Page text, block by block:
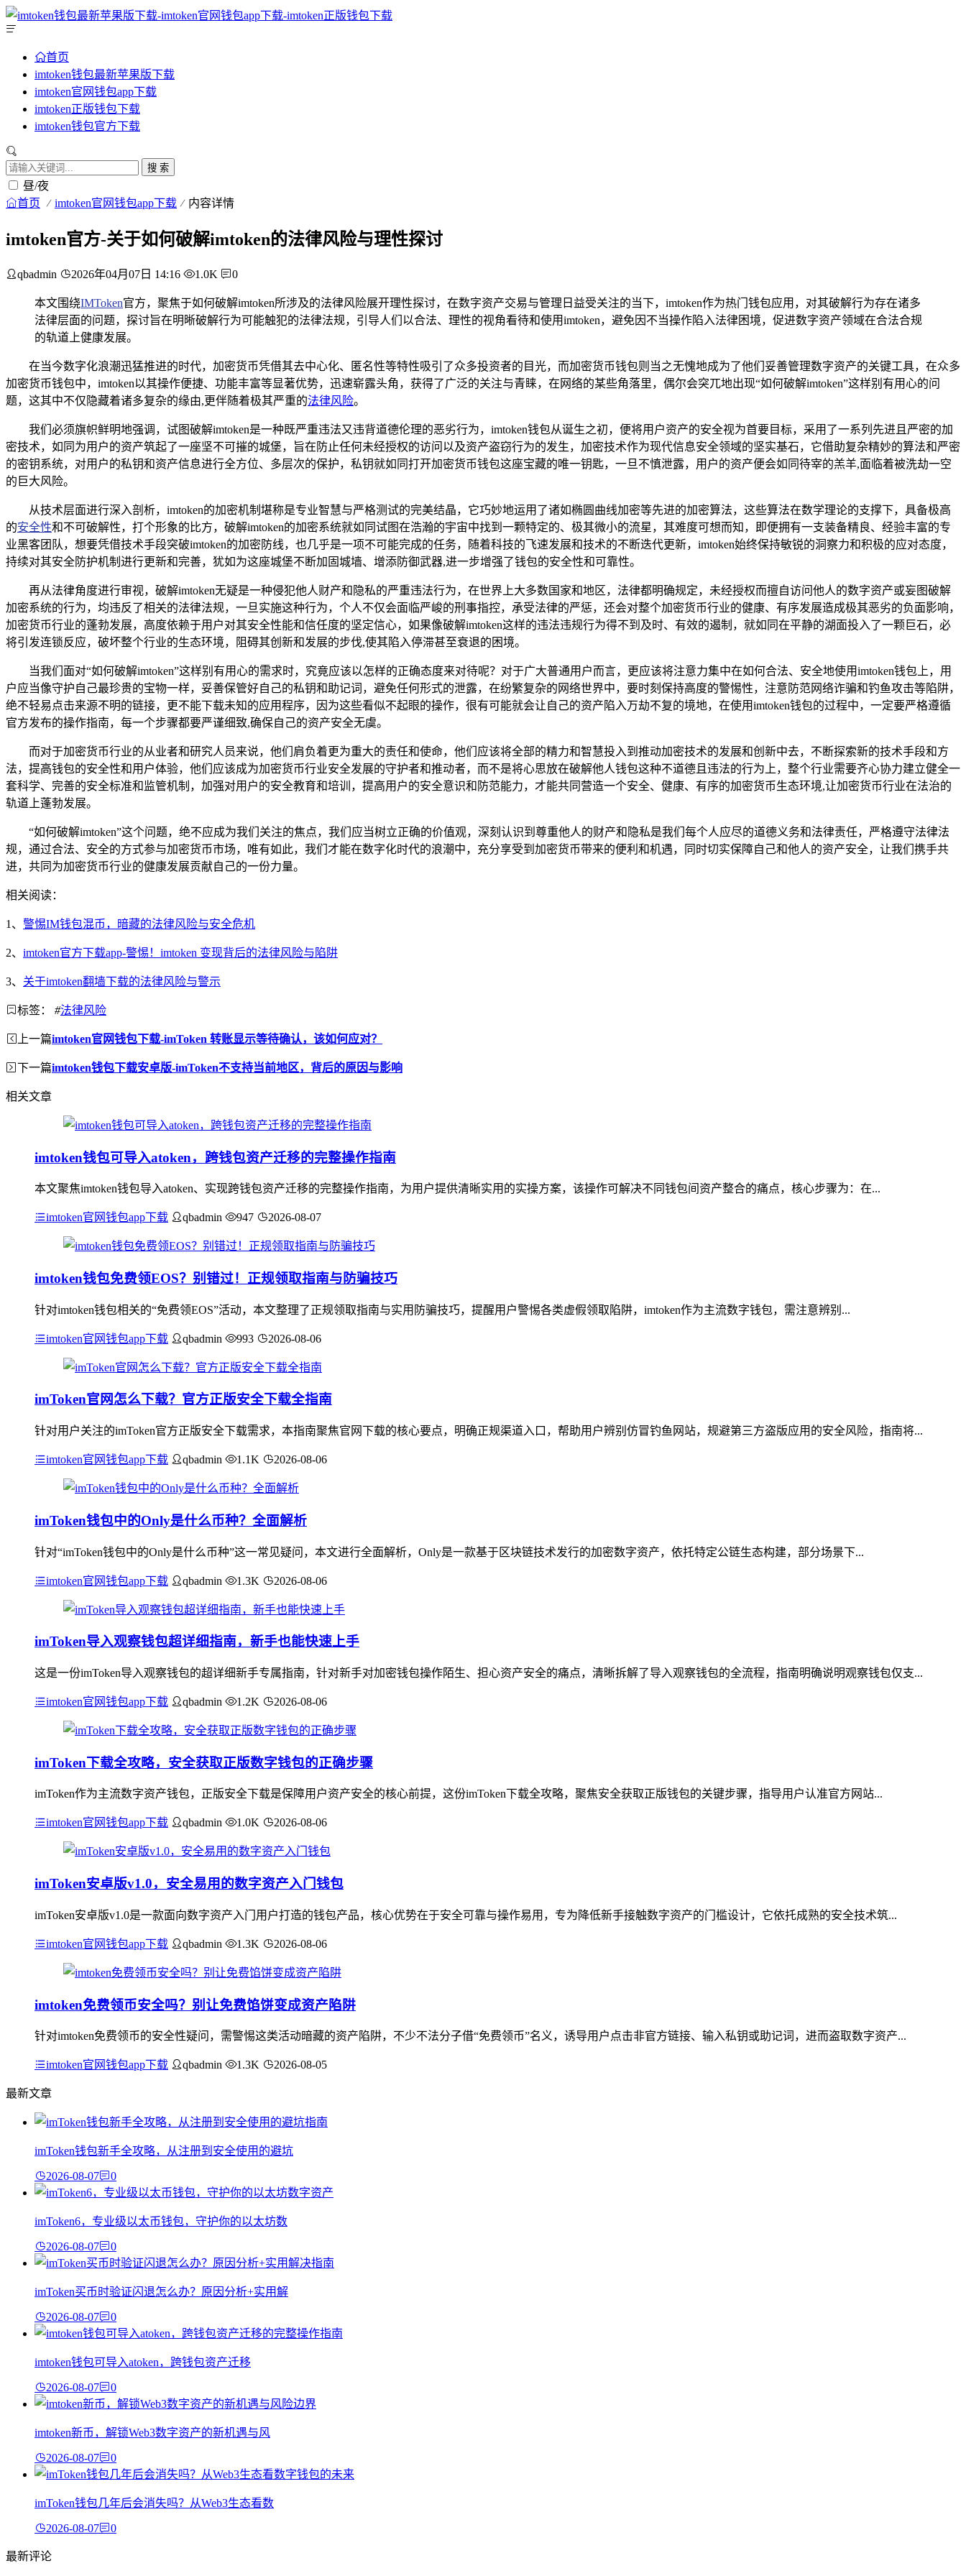
首页
imtoken钱包最新苹果版下载
imtoken官网钱包app下载
imtoken正版钱包下载
imtoken钱包官方下载
搜 索
昼/夜
首页 imtoken官网钱包app下载 内容详情
imtoken官方-关于如何破解imtoken的法律风险与理性探讨
qbadmin 2026年04月07日 14:16 1.0K 0
本文围绕IMToken官方，聚焦于如何破解imtoken所涉及的法律风险展开理性探讨，在数字资产交易与管理日益受关注的当下，imtoken作为热门钱包应用，对其破解行为存在诸多
法律层面的问题，探讨旨在明晰破解行为可能触犯的法律法规，引导人们以合法、理性的视角看待和使用imtoken，避免因不当操作陷入法律困境，促进数字资产领域在合法合规
的轨道上健康发展。
在当今数字化浪潮迅猛推进的时代，加密货币凭借其去中心化、匿名性等特性吸引了众多投资者的目光，而加密货币钱包则当之无愧地成为了他们妥善管理数字资产的关键工具，在众多
加密货币钱包中，imtoken以其操作便捷、功能丰富等显著优势，迅速崭露头角，获得了广泛的关注与青睐，在网络的某些角落里，偶尔会突兀地出现“如何破解imtoken”这样别有用心的问
题，这其中不仅隐藏着诸多复杂的缘由,更伴随着极其严重的法律风险。
我们必须旗帜鲜明地强调，试图破解imtoken是一种既严重违法又违背道德伦理的恶劣行为，imtoken钱包从诞生之初，便将用户资产的安全视为首要目标，采用了一系列先进且严密的加
密技术，如同为用户的资产筑起了一座坚不可摧的城堡，旨在防止任何未经授权的访问以及资产盗窃行为的发生，加密技术作为现代信息安全领域的坚实基石，它借助复杂精妙的算法和严密
的密钥系统，对用户的私钥和资产信息进行全方位、多层次的保护，私钥就如同打开加密货币钱包这座宝藏的唯一钥匙，一旦不慎泄露，用户的资产便会如同待宰的羔羊,面临着被洗劫一空
的巨大风险。
从技术层面进行深入剖析，imtoken的加密机制堪称是专业智慧与严格测试的完美结晶，它巧妙地运用了诸如椭圆曲线加密等先进的加密算法，这些算法在数学理论的支撑下，具备极高
的安全性和不可破解性，打个形象的比方，破解imtoken的加密系统就如同试图在浩瀚的宇宙中找到一颗特定的、极其微小的流星，其难度可想而知，即便拥有一支装备精良、经验丰富的专
业黑客团队，想要凭借技术手段突破imtoken的加密防线，也几乎是一项不可能完成的任务，随着科技的飞速发展和技术的不断迭代更新，imtoken始终保持敏锐的洞察力和积极的应对态度，
持续对其安全防护机制进行更新和完善，犹如为这座城堡不断加固城墙、增添防御武器,进一步增强了钱包的安全性和可靠性。
再从法律角度进行审视，破解imtoken无疑是一种侵犯他人财产和隐私的严重违法行为，在世界上大多数国家和地区，法律都明确规定，未经授权而擅自访问他人的数字资产或妄图破解
加密系统的行为，均违反了相关的法律法规，一旦实施这种行为，个人不仅会面临严峻的刑事指控，承受法律的严惩，还会对整个加密货币行业的健康、有序发展造成极其恶劣的负面影响，
加密货币行业的蓬勃发展，高度依赖于用户对其安全性能和信任度的坚定信心，如果像破解imtoken这样的违法违规行为得不到及时、有效的遏制，就如同在平静的湖面投入了一颗巨石，必
将引发连锁反应，破坏整个行业的生态环境，阻碍其创新和发展的步伐,使其陷入停滞甚至衰退的困境。
当我们面对“如何破解imtoken”这样别有用心的需求时，究竟应该以怎样的正确态度来对待呢？对于广大普通用户而言，更应该将注意力集中在如何合法、安全地使用imtoken钱包上，用
户应当像守护自己最珍贵的宝物一样，妥善保管好自己的私钥和助记词，避免任何形式的泄露，在纷繁复杂的网络世界中，要时刻保持高度的警惕性，注意防范网络诈骗和钓鱼攻击等陷阱，
绝不轻易点击来源不明的链接，更不能下载未知的应用程序，因为这些看似不起眼的操作，很有可能就会让自己的资产陷入万劫不复的境地，在使用imtoken钱包的过程中，一定要严格遵循
官方发布的操作指南，每一个步骤都要严谨细致,确保自己的资产安全无虞。
而对于加密货币行业的从业者和研究人员来说，他们肩负着更为重大的责任和使命，他们应该将全部的精力和智慧投入到推动加密技术的发展和创新中去，不断探索新的技术手段和方
法，提高钱包的安全性和用户体验，他们应该成为加密货币行业安全发展的守护者和推动者，而不是将心思放在破解他人钱包这种不道德且违法的行为上，整个行业需要齐心协力建立健全一
套科学、完善的安全标准和监管机制，加强对用户的安全教育和培训，提高用户的安全意识和防范能力，才能共同营造一个安全、健康、有序的加密货币生态环境,让加密货币行业在法治的
轨道上蓬勃发展。
“如何破解imtoken”这个问题，绝不应成为我们关注的焦点，我们应当树立正确的价值观，深刻认识到尊重他人的财产和隐私是我们每个人应尽的道德义务和法律责任，严格遵守法律法
规，通过合法、安全的方式参与加密货币市场，唯有如此，我们才能在数字化时代的浪潮中，充分享受到加密货币带来的便利和机遇，同时切实保障自己和他人的资产安全，让我们携手共
进，共同为加密货币行业的健康发展贡献自己的一份力量。
相关阅读：
1、 警惕IM钱包混币，暗藏的法律风险与安全危机
2、 imtoken官方下载app-警惕！imtoken 变现背后的法律风险与陷阱
3、 关于imtoken翻墙下载的法律风险与警示
标签： #法律风险
上一篇imtoken官网钱包下载-imToken 转账显示等待确认，该如何应对？
下一篇imtoken钱包下载安卓版-imToken不支持当前地区，背后的原因与影响
相关文章
imtoken钱包可导入atoken，跨钱包资产迁移的完整操作指南
本文聚焦imtoken钱包导入atoken、实现跨钱包资产迁移的完整操作指南，为用户提供清晰实用的实操方案，该操作可解决不同钱包间资产整合的痛点，核心步骤为：在...
imtoken官网钱包app下载 qbadmin 947 2026-08-07
imtoken钱包免费领EOS？别错过！正规领取指南与防骗技巧
针对imtoken钱包相关的“免费领EOS”活动，本文整理了正规领取指南与实用防骗技巧，提醒用户警惕各类虚假领取陷阱，imtoken作为主流数字钱包，需注意辨别...
imtoken官网钱包app下载 qbadmin 993 2026-08-06
imToken官网怎么下载？官方正版安全下载全指南
针对用户关注的imToken官方正版安全下载需求，本指南聚焦官网下载的核心要点，明确正规渠道入口，帮助用户辨别仿冒钓鱼网站，规避第三方盗版应用的安全风险，指南将...
imtoken官网钱包app下载 qbadmin 1.1K 2026-08-06
imToken钱包中的Only是什么币种？全面解析
针对“imToken钱包中的Only是什么币种”这一常见疑问，本文进行全面解析，Only是一款基于区块链技术发行的加密数字资产，依托特定公链生态构建，部分场景下...
imtoken官网钱包app下载 qbadmin 1.3K 2026-08-06
imToken导入观察钱包超详细指南，新手也能快速上手
这是一份imToken导入观察钱包的超详细新手专属指南，针对新手对加密钱包操作陌生、担心资产安全的痛点，清晰拆解了导入观察钱包的全流程，指南明确说明观察钱包仅支...
imtoken官网钱包app下载 qbadmin 1.2K 2026-08-06
imToken下载全攻略，安全获取正版数字钱包的正确步骤
imToken作为主流数字资产钱包，正版安全下载是保障用户资产安全的核心前提，这份imToken下载全攻略，聚焦安全获取正版钱包的关键步骤，指导用户认准官方网站...
imtoken官网钱包app下载 qbadmin 1.0K 2026-08-06
imToken安卓版v1.0，安全易用的数字资产入门钱包
imToken安卓版v1.0是一款面向数字资产入门用户打造的钱包产品，核心优势在于安全可靠与操作易用，专为降低新手接触数字资产的门槛设计，它依托成熟的安全技术筑...
imtoken官网钱包app下载 qbadmin 1.3K 2026-08-06
imtoken免费领币安全吗？别让免费馅饼变成资产陷阱
针对imtoken免费领币的安全性疑问，需警惕这类活动暗藏的资产陷阱，不少不法分子借“免费领币”名义，诱导用户点击非官方链接、输入私钥或助记词，进而盗取数字资产...
imtoken官网钱包app下载 qbadmin 1.3K 2026-08-05
最新文章
imToken钱包新手全攻略，从注册到安全使用的避坑
2026-08-07 0
imToken6，专业级以太币钱包，守护你的以太坊数
2026-08-07 0
imToken买币时验证闪退怎么办？原因分析+实用解
2026-08-07 0
imtoken钱包可导入atoken，跨钱包资产迁移
2026-08-07 0
imtoken新币，解锁Web3数字资产的新机遇与风
2026-08-07 0
imToken钱包几年后会消失吗？从Web3生态看数
2026-08-07 0
最新评论